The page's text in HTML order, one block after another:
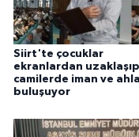
Siirt'te çocuklar
ekranlardan uzaklaşıp
camilerde iman ve
buluşuyor